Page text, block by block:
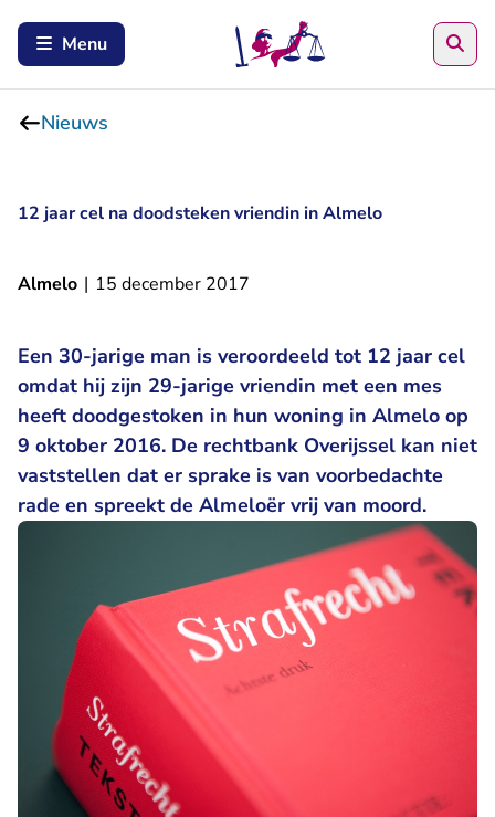
Menu
Nieuws
12 jaar cel na doodsteken vriendin in Almelo
Almelo | 15 december 2017
Een 30-jarige man is veroordeeld tot 12 jaar cel
omdat hij zijn 29-jarige vriendin met een mes
heeft doodgestoken in hun woning in Almelo op
9 oktober 2016. De rechtbank Overijssel kan niet
vaststellen dat er sprake is van voorbedachte
rade en spreekt de Almeloër vrij van moord.